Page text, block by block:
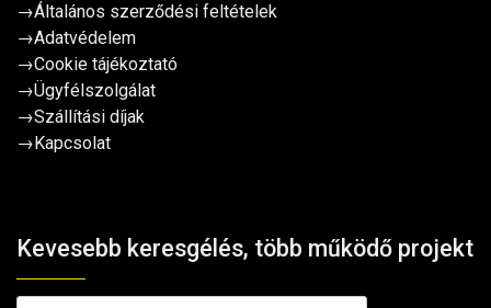
→Általános szerződési feltételek
→Adatvédelem
→Cookie tájékoztató
→Ügyfélszolgálat
→Szállítási díjak
→ Kapcsolat
Kevesebb keresgélés, több működő projekt